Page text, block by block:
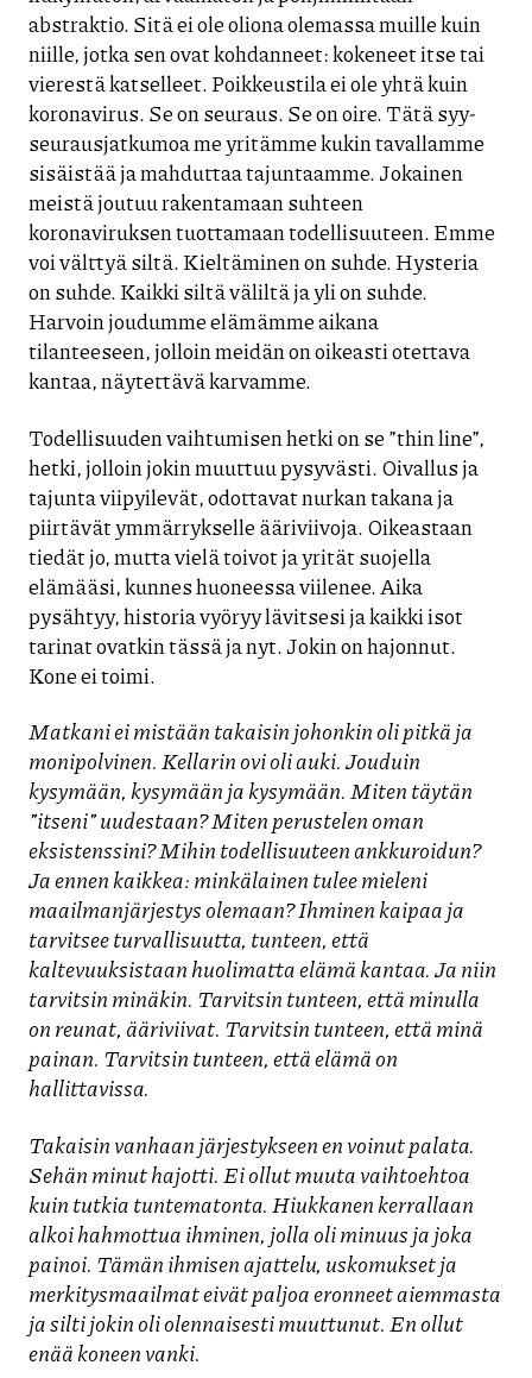
abstraktio. Sitä ei ole oliona olemassa muille kuin
niille, jotka sen ovat kohdanneet: kokeneet itse tai
vierestä katselleet. Poikkeustila ei ole yhtä kuin
koronavirus. Se on seuraus. Se on oire. Tätä syy-
seurausjatkumoa me yritämme kukin tavallamme
sisäistää ja mahduttaa tajuntaamme. Jokainen
meistä joutuu rakentamaan suhteen
koronaviruksen tuottamaan todellisuuteen. Emme
voi välttyä siltä. Kieltäminen on suhde. Hysteria
on suhde. Kaikki siltä väliltä ja yli on suhde.
Harvoin joudumme elämämme aikana
tilanteeseen, jolloin meidän on oikeasti otettava
kantaa, näytettävä karvamme.
Todellisuuden vaihtumisen hetki on se ”thin line”,
hetki, jolloin jokin muuttuu pysyvästi. Oivallus ja
tajunta viipyilevät, odottavat nurkan takana ja
piirtävät ymmärrykselle ääriviivoja. Oikeastaan
tiedät jo, mutta vielä toivot ja yrität suojella
elämääsi, kunnes huoneessa viilenee. Aika
pysähtyy, historia vyöryy lävitsesi ja kaikki isot
tarinat ovatkin tässä ja nyt. Jokin on hajonnut.
Kone ei toimi.
Matkani ei mistään takaisin johonkin oli pitkä ja
monipolvinen. Kellarin ovi oli auki. Jouduin
kysymään, kysymään ja kysymään. Miten täytän
”itseni” uudestaan? Miten perustelen oman
eksistenssini? Mihin todellisuuteen ankkuroidun?
Ja ennen kaikkea: minkälainen tulee mieleni
maailmanjärjestys olemaan? Ihminen kaipaa ja
tarvitsee turvallisuutta, tunteen, että
kaltevuuksistaan huolimatta elämä kantaa. Ja niin
tarvitsin minäkin. Tarvitsin tunteen, että minulla
on reunat, ääriviivat. Tarvitsin tunteen, että minä
painan. Tarvitsin tunteen, että elämä on
hallittavissa.
Takaisin vanhaan järjestykseen en voinut palata.
Sehän minut hajotti. Ei ollut muuta vaihtoehtoa
kuin tutkia tuntematonta. Hiukkanen kerrallaan
alkoi hahmottua ihminen, jolla oli minuus ja joka
painoi. Tämän ihmisen ajattelu, uskomukset ja
merkitysmaailmat eivät paljoa eronneet aiemmasta
ja silti jokin oli olennaisesti muuttunut. En ollut
enää koneen vanki.